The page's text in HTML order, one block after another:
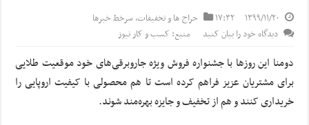
۱۳۹۹/۱۱/۲۰ ۱۷:۳۲ حراج ها و تخفیفات,سرخط خبرها
دیدگاه خود را بیان کنید
منبع: کسب و کار نیوز
دومنا این روزها با جشنواره فروش ویژه جاروبرقی‌های خود موقعیت طلایی
برای مشتریان عزیز فراهم کرده است تا هم محصولی با کیفیت اروپایی را
خریداری کنند و هم از تخفیف و جایزه بهره‌مند شوند.